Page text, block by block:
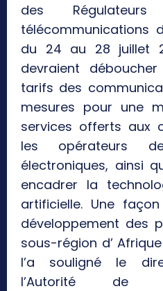
des
télécommunications
du 24 au 28 juillet
devraient
tarifs des
mesures pour une
services offerts aux
les opérateurs
électroniques, ainsi
encadrer la
artificielle. Une
développement des
sous-région d’
l’a souligné le
l’Autorité de